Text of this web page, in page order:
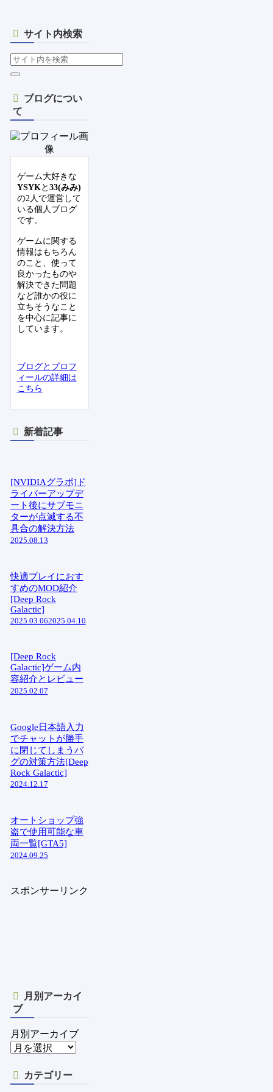
サイト内検索
ブログについ
て
ゲーム大好きな
YSYKと 33(みみ)
の2人で運営して
いる個人ブログ
です。
ゲームに関する
情報はもちろん
のこと、使って
良かったものや
解決できた問題
など誰かの役に
立ちそうなこと
を中心に記事に
しています。
ブログとプロフ
ィールの詳細は
こちら
新着記事
[NVIDIAグラボ]ド
ライバーアップデ
ート後にサブモニ
ターが点滅する不
具合の解決方法
2025.08.13
快適プレイにおす
すめのMOD紹介
[Deep Rock
Galactic]
2025.03.062025.04.10
[Deep Rock
Galactic]ゲーム内
容紹介とレビュー
2025.02.07
Google日本語入力
でチャットが勝手
に閉じてしまうバ
グの対策方法[Deep
Rock Galactic]
2024.12.17
オートショップ強
盗で使用可能な車
両一覧[GTA5]
2024.09.25
スポンサーリンク
月別アーカイ
ブ
月別アーカイブ
カテゴリー